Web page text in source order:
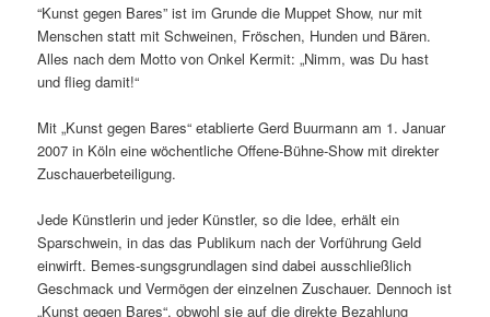
“Kunst gegen Bares” ist im Grunde die Muppet Show, nur mit
Menschen statt mit Schweinen, Fröschen, Hunden und Bären.
Alles nach dem Motto von Onkel Kermit: „Nimm, was Du hast
und flieg damit!“
Mit „Kunst gegen Bares“ etablierte Gerd Buurmann am 1. Januar
2007 in Köln eine wöchentliche Offene-Bühne-Show mit direkter
Zuschauerbeteiligung.
Jede Künstlerin und jeder Künstler, so die Idee, erhält ein
Sparschwein, in das das Publikum nach der Vorführung Geld
einwirft. Bemes-sungsgrundlagen sind dabei ausschließlich
Geschmack und Vermögen der einzelnen Zuschauer. Dennoch ist
„Kunst gegen Bares“, obwohl sie auf die direkte Bezahlung